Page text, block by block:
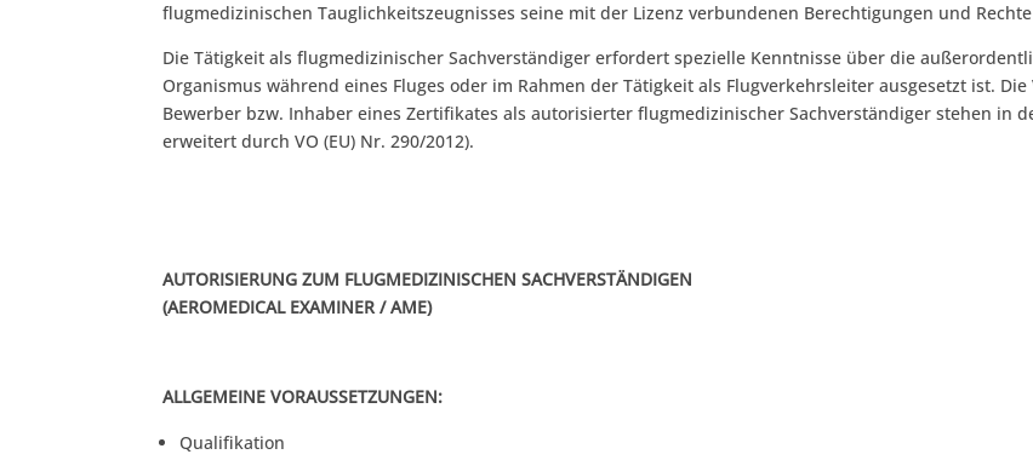
flugmedizinischen Tauglichkeitszeugnisses seine mit der Lizenz verbundenen Berechtigungen und
Die Tätigkeit als flugmedizinischer Sachverständiger erfordert spezielle Kenntnisse über die
Organismus während eines Fluges oder im Rahmen der Tätigkeit als Flugverkehrsleiter ausgesetzt ist.
Bewerber bzw. Inhaber eines Zertifikates als autorisierter flugmedizinischer Sachverständiger stehen in
erweitert durch VO (EU) Nr. 290/2012).
AUTORISIERUNG ZUM FLUGMEDIZINISCHEN SACHVERSTÄNDIGEN
(AEROMEDICAL EXAMINER / AME)
ALLGEMEINE VORAUSSETZUNGEN:
Qualifikation